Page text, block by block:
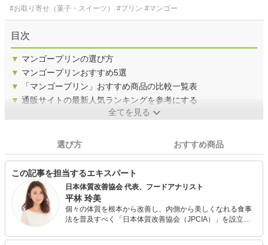
#お取り寄せ（菓子・スイーツ） #プリン #マンゴー
目次
▼ マンゴープリンの選び方
▼ マンゴープリンおすすめ5選
▼
「マンゴープリン」おすすめ商品の比較一覧表
▼ 通販サイトの最新人気ランキングを参考にする
全てを見る
選び方 おすすめ商品
この記事を担当するエキスパート
日本体質改善協会 代表、フードアナリスト
平林 玲美
個々の体質を根本から改善し、内側から美しくなれる食事
法を普及すべく「日本体質改善協会（JPCIA）」を設立。
サロンと提携し、体質改善を目的とする食事指導を行う。